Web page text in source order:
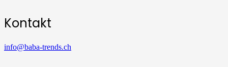
Kontakt
info@baba-trends.ch